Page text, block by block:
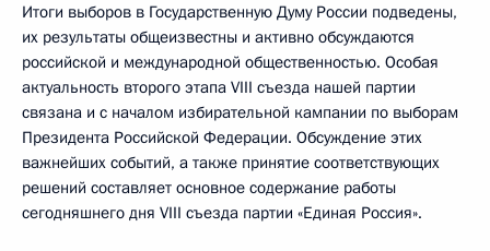
Итоги выборов в Государственную Думу России подведены,
их результаты общеизвестны и активно обсуждаются
российской и международной общественностью. Особая
актуальность второго этапа VIII съезда нашей партии
связана и с началом избирательной кампании по выборам
Президента Российской Федерации. Обсуждение этих
важнейших событий, а также принятие соответствующих
решений составляет основное содержание работы
сегодняшнего дня VIII съезда партии «Единая Россия».